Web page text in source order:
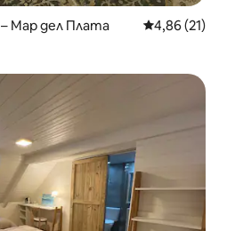
Мар дел Плата Средна
4,86 (21)